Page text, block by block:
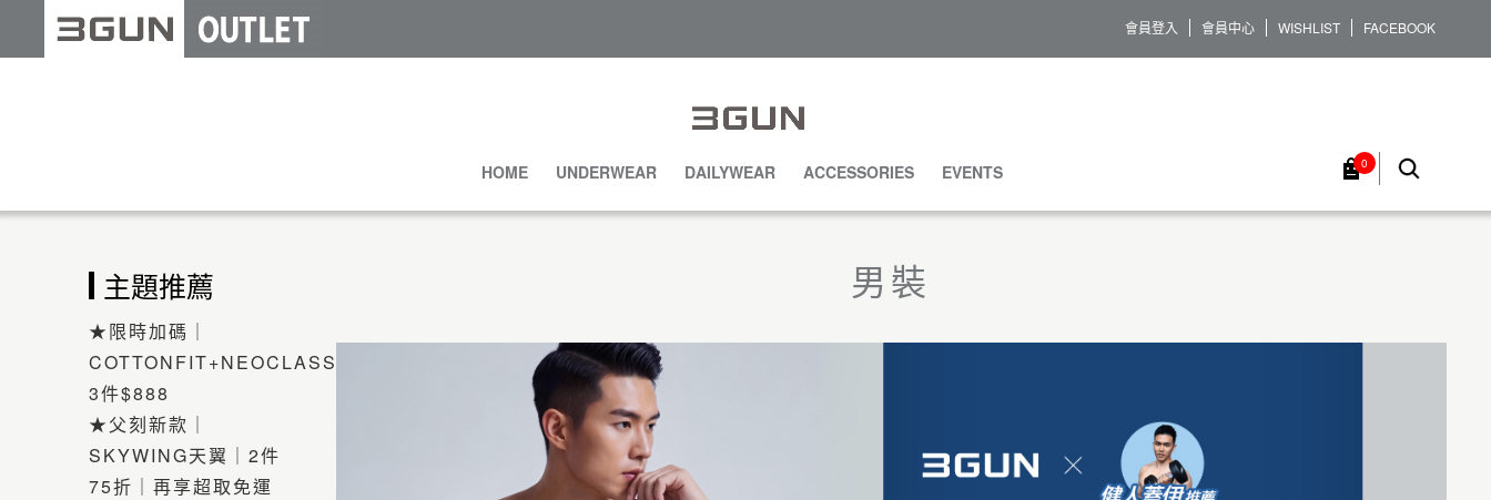
會員登入 會員中心 WISHLIST FACEBOOK
HOME UNDERWEAR DAILYWEAR ACCESSORIES EVENTS 0
主題推薦
★限時加碼｜
COTTONFIT+NEOCLASSIC
3件$888
★父刻新款｜
SKYWING天翼｜2件
75折｜再享超取免運
男裝